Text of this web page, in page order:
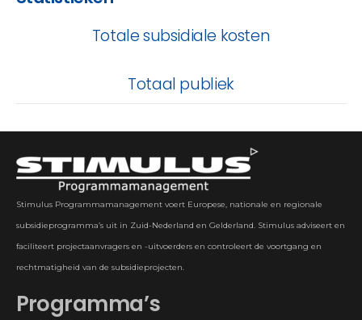
Totale subsidiale kosten
Totaal publiek
Stimulus Programmamanagement voert Europese, nationale en regionale
subsidieprogramma’s uit in Zuid-Nederland en Gelderland. Stimulus adviseert en
faciliteert projectaanvragers en -uitvoerders en controleert de voortgang en
rechtmatigheid van de subsidieprojecten.
Programma’s